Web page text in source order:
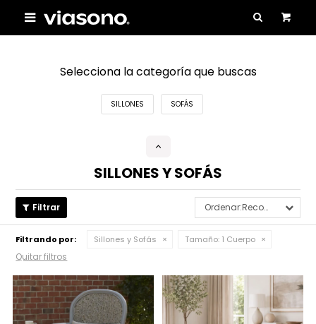

Selecciona la categoría que buscas
SILLONES SOFÁS
SILLONES Y SOFÁS
Recomendados
Filtrando por: Sillones y Sofás Tamaño: 1 Cuerpo
Quitar filtros